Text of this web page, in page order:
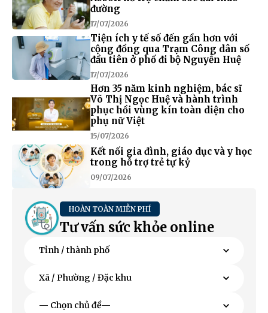
đường
17/07/2026
Tiện ích y tế số đến gần hơn với
cộng đồng qua Trạm Công dân số
đầu tiên ở phố đi bộ Nguyễn Huệ
17/07/2026
Hơn 35 năm kinh nghiệm, bác sĩ
Võ Thị Ngọc Huệ và hành trình
phục hồi vùng kín toàn diện cho
phụ nữ Việt
15/07/2026
Kết nối gia đình, giáo dục và y học
trong hỗ trợ trẻ tự kỷ
09/07/2026
HOÀN TOÀN MIỄN PHÍ
Tư vấn sức khỏe online